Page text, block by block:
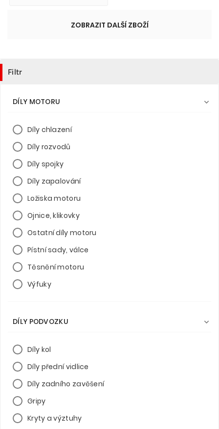
ZOBRAZIT DALŠÍ ZBOŽÍ
Filtr
DÍLY MOTORU 
Díly chlazení
Díly rozvodů
Díly spojky
Díly zapalování
Ložiska motoru
Ojnice, klikovky
Ostatní díly motoru
Pístní sady, válce
Těsnění motoru
Výfuky
DÍLY PODVOZKU 
Díly kol
Díly přední vidlice
Díly zadního zavěšení
Gripy
Kryty a výztuhy